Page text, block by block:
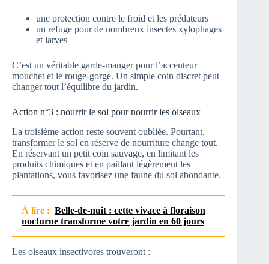
une protection contre le froid et les prédateurs
un refuge pour de nombreux insectes xylophages
et larves
C’est un véritable garde-manger pour l’accenteur
mouchet et le rouge-gorge. Un simple coin discret peut
changer tout l’équilibre du jardin.
Action n°3 : nourrir le sol pour nourrir les oiseaux
La troisième action reste souvent oubliée. Pourtant,
transformer le sol en réserve de nourriture change tout.
En réservant un petit coin sauvage, en limitant les
produits chimiques et en paillant légèrement les
plantations, vous favorisez une faune du sol abondante.
À lire : Belle-de-nuit : cette vivace à floraison
nocturne transforme votre jardin en 60 jours
Les oiseaux insectivores trouveront :